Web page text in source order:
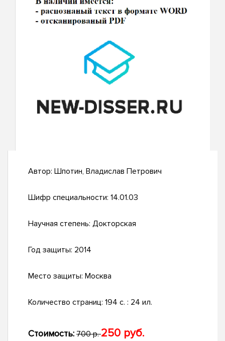
Автор: Шпотин, Владислав Петрович
Шифр специальности: 14.01.03
Научная степень: Докторская
Год защиты: 2014
Место защиты: Москва
Количество страниц: 194 с. : 24 ил.
Стоимость: 700 р.250 руб.